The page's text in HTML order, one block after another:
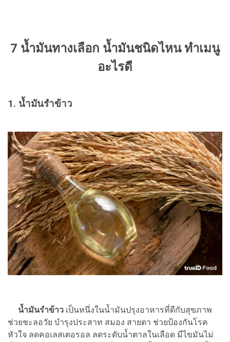
7 น้ำมันทางเลือก น้ำมันชนิดไหน ทำเมนู
อะไรดี
1. น้ำมันรำข้าว
น้ำมันรำข้าว เป็นหนึ่งในน้ำมันปรุงอาหารที่ดีกับสุขภาพ
ช่วยชะลอวัย บำรุงประสาท สมอง สายตา ช่วยป้องกันโรค
หัวใจ ลดคอเลสเตอรอล ลดระดับน้ำตาลในเลือด มีไขมันไม่